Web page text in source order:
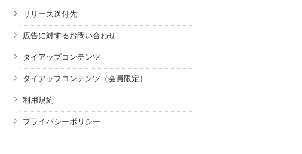
リリース送付先
広告に対するお問い合わせ
タイアップコンテンツ
タイアップコンテンツ（会員限定）
利用規約
プライバシーポリシー